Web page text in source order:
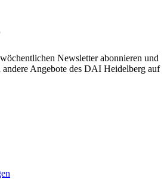
Newsletter abonnieren und
andere Angebote des DAI Heidelberg auf